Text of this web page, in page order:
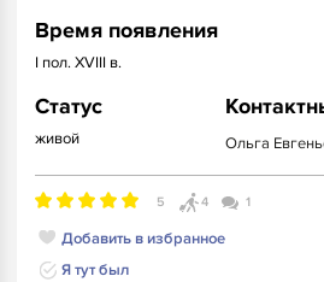
Время появления
I пол. XVIII в.
Статус
живой Ольга
5 4 1
Добавить в избранное
Я тут был